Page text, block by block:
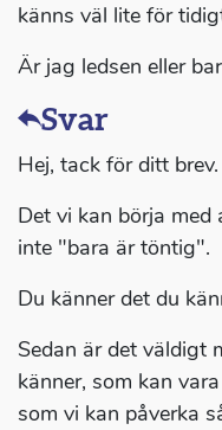
känns väl lite för
Är jag ledsen eller
Svar
Hej, tack för ditt brev.
Det vi kan börja
inte "bara är töntig".
Du känner det du
Sedan är det väldigt
känner, som kan
som vi kan påverka